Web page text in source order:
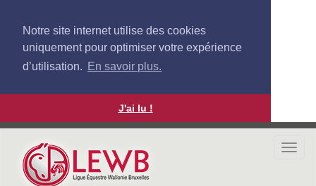
Notre site internet utilise des cookies
uniquement pour optimiser votre expérience
d’utilisation. En savoir plus.
J'ai lu !
Aller
contenu
principal